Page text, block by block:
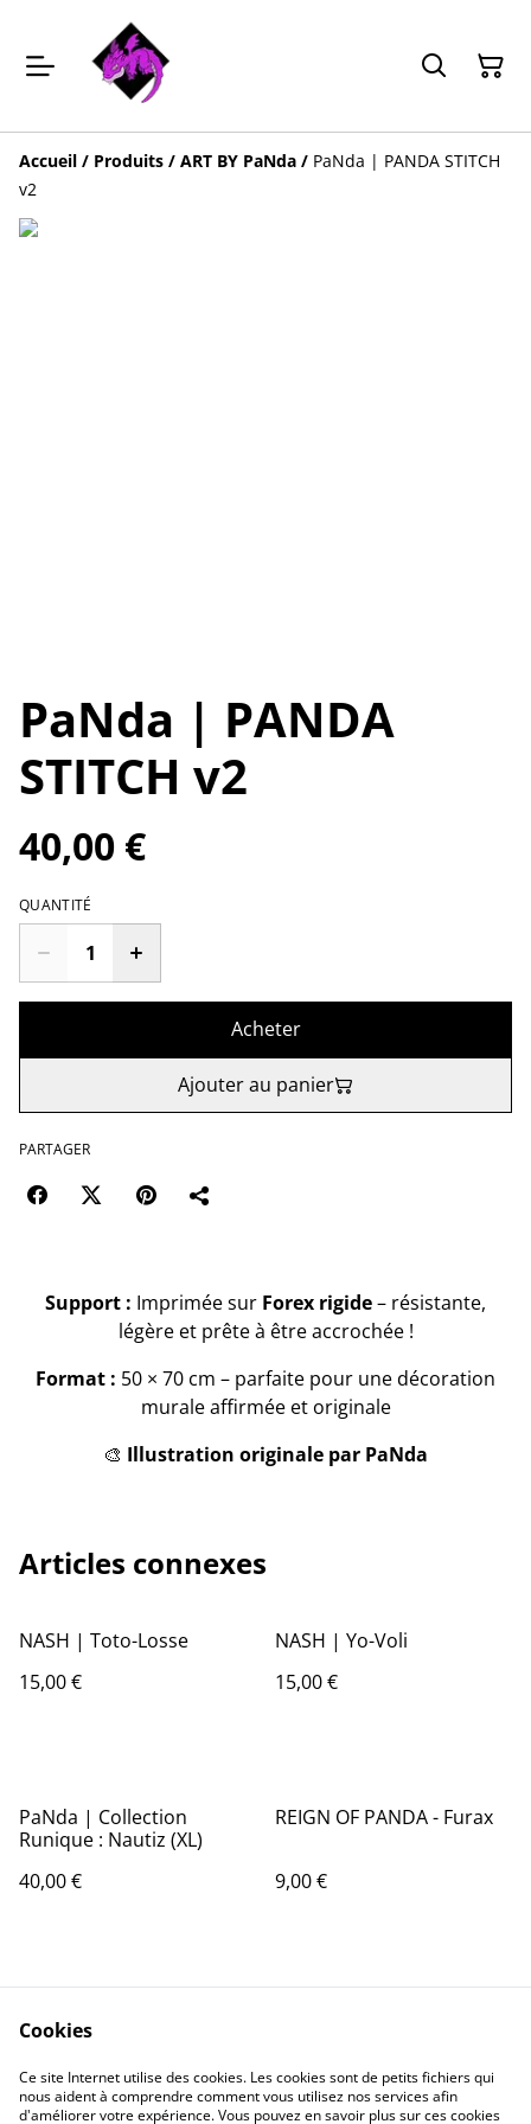
Accueil / Produits / ART BY PaNda / PaNda | PANDA STITCH
v2
PaNda | PANDA
STITCH v2
40,00 €
QUANTITÉ
Acheter
Ajouter au panier
PARTAGER
Support : Imprimée sur Forex rigide– résistante,
légère et prête à être accrochée !
Format : 50 × 70 cm – parfaite pour une décoration
murale affirmée et originale
🎨 Illustration originale par PaNda
Articles connexes
NASH | Toto-Losse
15,00 €
NASH | Yo-Voli
15,00 €
PaNda | Collection
Runique : Nautiz (XL)
40,00 €
REIGN OF PANDA - Furax
9,00 €
Contactez-nous
Conditions
Cookies
Ce site Internet utilise des cookies. Les cookies sont de petits fichiers qui
nous aident à comprendre comment vous utilisez nos services afin
d'améliorer votre expérience. Vous pouvez en savoir plus sur ces cookies